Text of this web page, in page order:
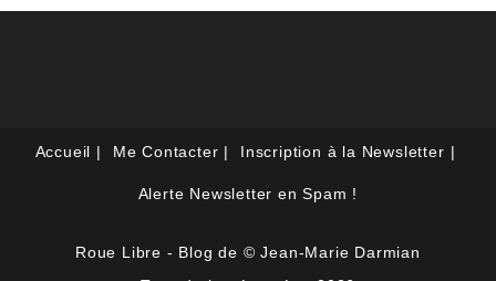
Accueil Me Contacter Inscription à la Newsletter
Alerte Newsletter en Spam !
Roue Libre - Blog de © Jean-Marie Darmian